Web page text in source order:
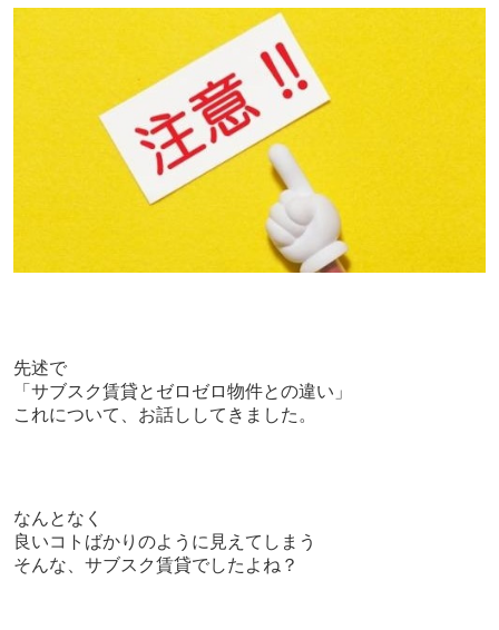
先述で
「サブスク賃貸とゼロゼロ物件との違い」
これについて、お話ししてきました。
なんとなく
良いコトばかりのように見えてしまう
そんな、サブスク賃貸でしたよね？